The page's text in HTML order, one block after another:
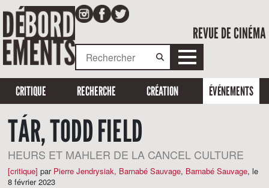
REVUE DE CINÉMA
CRITIQUE RECHERCHE CRÉATION ÉVÉNEMENTS
TÁR, TODD FIELD
HEURS ET MAHLER DE LA CANCEL CULTURE
[critique] par Pierre Jendrysiak, Barnabé Sauvage, Barnabé Sauvage, le
8 février 2023